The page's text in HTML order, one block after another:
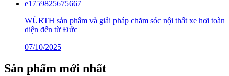
WÜRTH sản phẩm và giải pháp chăm sóc nội thất xe hơi toàn
diện đến từ Đức
07/10/2025
Sản phẩm mới nhất